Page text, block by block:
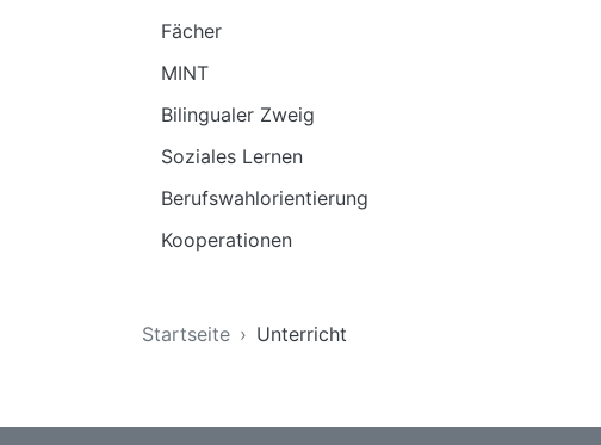
Fächer
MINT
Bilingualer Zweig
Soziales Lernen
Berufswahlorientierung
Kooperationen
Startseite Unterricht